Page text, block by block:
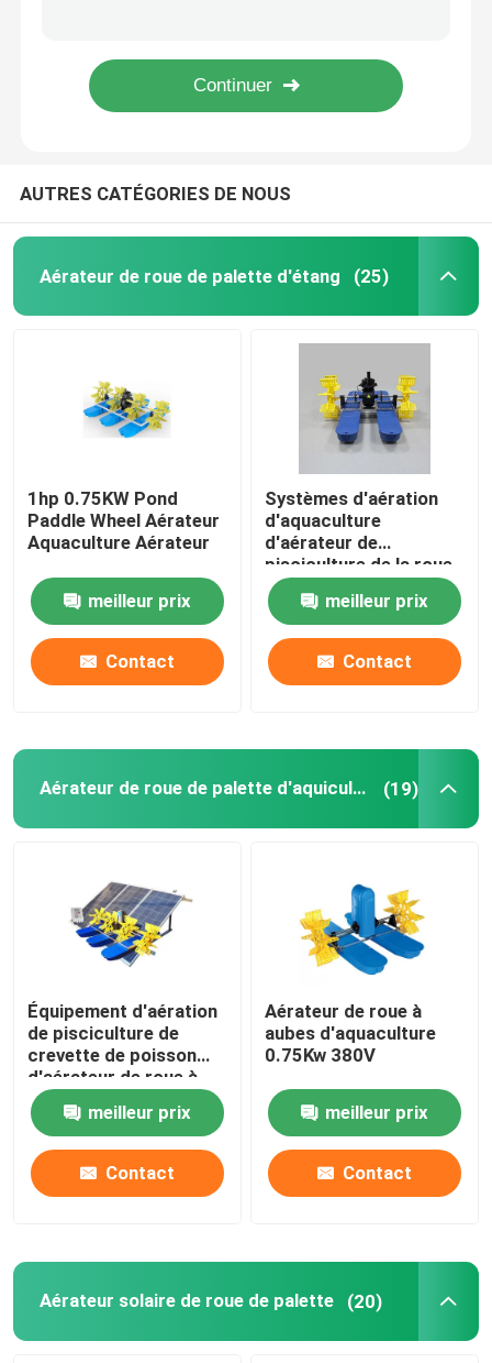
Aérateur solaire de roue de palette
Aérateur d'exploitation de pisciculture
Aérateur extérieur de flottement
Pompe à eau d'étang à poissons
Aérateur de surface à énergie solaire
Pompe à eau à énergie solaire
Oxygénateur d'étang à poissons
Aérateur de montée subite
AUTRES CATÉGORIES DE NOUS
Aérateur de roue de palette d'étang (25)
1hp 0.75KW Pond
Paddle Wheel Aérateur
Aquaculture Aérateur
meilleur prix
Contact
Systèmes d'aération
d'aquaculture
d'aérateur de
pisciculture de la roue
à aubes 1hp 380v
meilleur prix
Contact
Aérateur de roue de palette d'aquiculture (19)
Équipement d'aération
de pisciculture de
crevette de poisson
d'aérateur de roue à
aubes d'aquaculture
d'étang SS201
meilleur prix
Contact
Aérateur de roue à
aubes d'aquaculture
0.75Kw 380V
meilleur prix
Contact
Aérateur solaire de roue de palette (20)